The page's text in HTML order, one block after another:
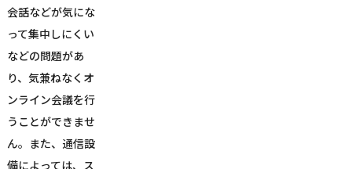
会話などが気にな
って集中しにくい
などの問題があ
り、気兼ねなくオ
ンライン会議を行
うことができませ
ん。また、通信設
備によっては、ス